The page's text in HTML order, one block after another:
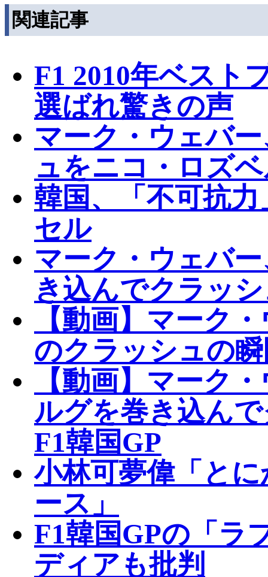
関連記事
F1 2010年ベスト
選ばれ驚きの声
マーク・ウェバ
ュをニコ・ロズ
韓国、「不可抗
セル
マーク・ウェバ
き込んでクラッ
【動画】マーク
のクラッシュの
【動画】マーク
ルグを巻き込ん
F1韓国GP
小林可夢偉「と
ース」
F1韓国GPの「ラ
ディアも批判